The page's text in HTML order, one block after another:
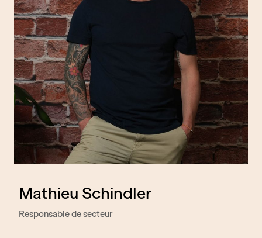
Mathieu Schindler
Responsable de secteur